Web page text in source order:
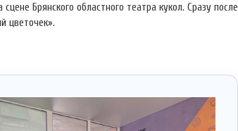
Брянского областного театра кукол. Сразу после
цветочек».